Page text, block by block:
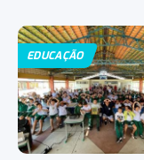
EDUCAÇÃO